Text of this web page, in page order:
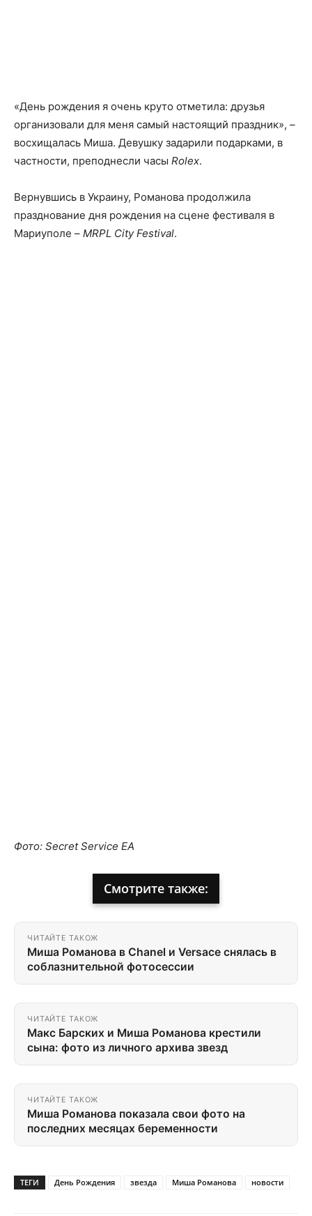
«День рождения я очень круто отметила: друзья
организовали для меня самый настоящий праздник», –
восхищалась Миша. Девушку задарили подарками, в
частности, преподнесли часы Rolex.
Вернувшись в Украину, Романова продолжила
празднование дня рождения на сцене фестиваля в
Мариуполе – MRPL City Festival.
Фото: Secret Service EA
Смотрите также:
ЧИТАЙТЕ ТАКОЖ
Миша Романова в Chanel и Versace снялась в
соблазнительной фотосессии
ЧИТАЙТЕ ТАКОЖ
Макс Барских и Миша Романова крестили
сына: фото из личного архива звезд
ЧИТАЙТЕ ТАКОЖ
Миша Романова показала свои фото на
последних месяцах беременности
ТЕГИ День Рождения звезда Миша Романова новости